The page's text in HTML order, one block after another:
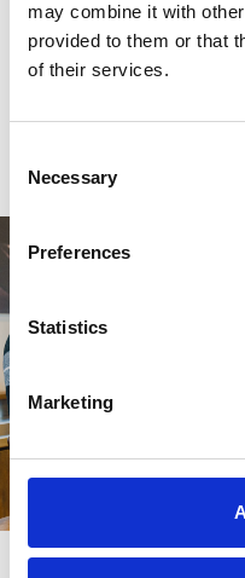
may combine it with
provided to them or that
of their services.
Selection
Necessary
Preferences
Statistics
Marketing
0sterren